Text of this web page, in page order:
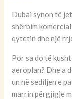
Dubai synon të
shërbim
qytetin dhe një
Por sa do të
aeroplan? Dhe a
un në sediljen e
marrin përgjigje